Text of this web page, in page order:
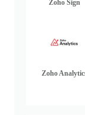
Zoho Sign
Zoho